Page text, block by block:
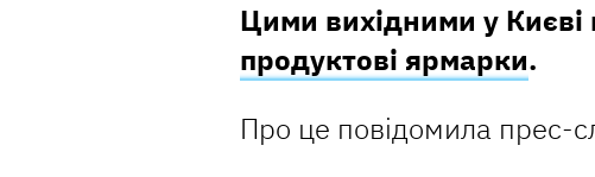
Цими вихідними у Києві
продуктові ярмарки.
Про це повідомила прес-